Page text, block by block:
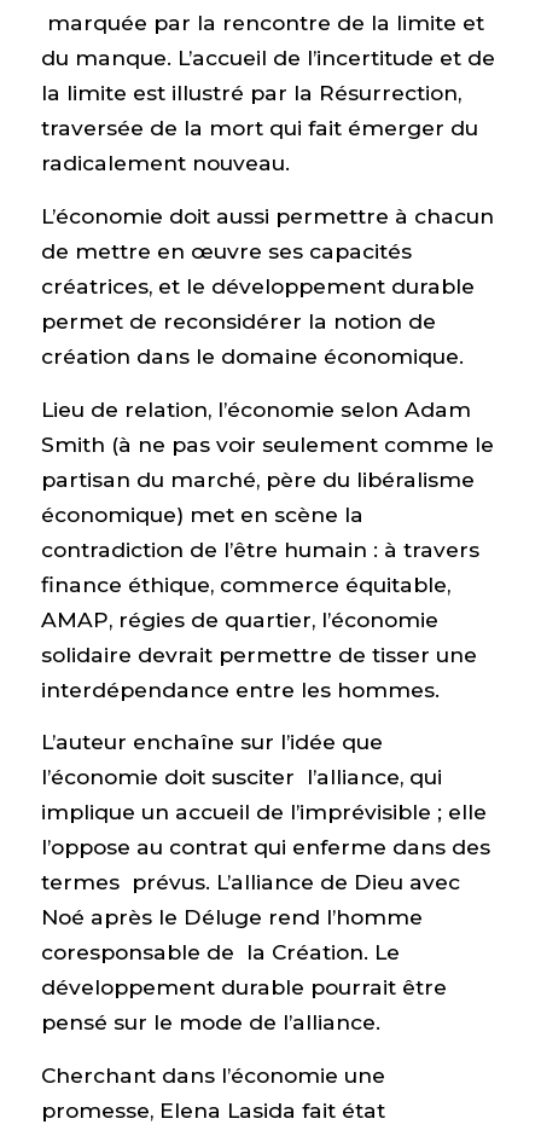
marquée par la rencontre de la limite et
du manque. L’accueil de l’incertitude et de
la limite est illustré par la Résurrection,
traversée de la mort qui fait émerger du
radicalement nouveau.
L’économie doit aussi permettre à chacun
de mettre en œuvre ses capacités
créatrices, et le développement durable
permet de reconsidérer la notion de
création dans le domaine économique.
Lieu de relation, l’économie selon Adam
Smith (à ne pas voir seulement comme le
partisan du marché, père du libéralisme
économique) met en scène la
contradiction de l’être humain : à travers
finance éthique, commerce équitable,
AMAP, régies de quartier, l’économie
solidaire devrait permettre de tisser une
interdépendance entre les hommes.
L’auteur enchaîne sur l’idée que
l’économie doit susciter l’alliance, qui
implique un accueil de l’imprévisible ; elle
l’oppose au contrat qui enferme dans des
termes prévus. L’alliance de Dieu avec
Noé après le Déluge rend l’homme
coresponsable de la Création. Le
développement durable pourrait être
pensé sur le mode de l’alliance.
Cherchant dans l’économie une
promesse, Elena Lasida fait état